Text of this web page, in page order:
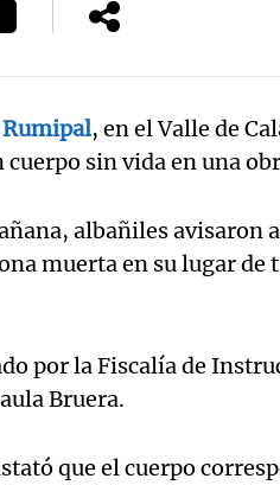
, en el Valle de
sin vida en una
albañiles avisaron
muerta en su lugar
por la Fiscalía de
Bruera.
que el cuerpo